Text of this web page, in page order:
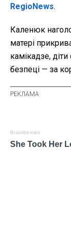
RegioNews.
Каленюк
матері
камікадзе,
безпеці — за